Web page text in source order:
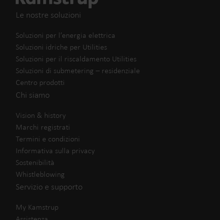
Le nostre soluzioni
Soluzioni per l’energia elettrica
Soluzioni idriche per Utilities
Soluzioni per il riscaldamento Utilities
Soluzioni di submetering – residenziale
Centro prodotti
Chi siamo
Vision & history
Marchi registrati
Termini e condizioni
Informativa sulla privacy
Sostenibilità
Whistleblowing
Servizio e supporto
My Kamstrup